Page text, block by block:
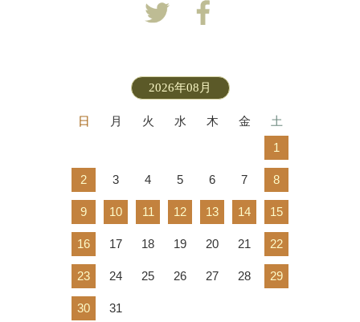
2026年08月
日 月 火 水 木 金
土
1
2 3 4 5 6 7 8
9 10 11 12 13 14 15
16 17 18 19 20 21 22
23 24 25 26 27 28 29
30 31